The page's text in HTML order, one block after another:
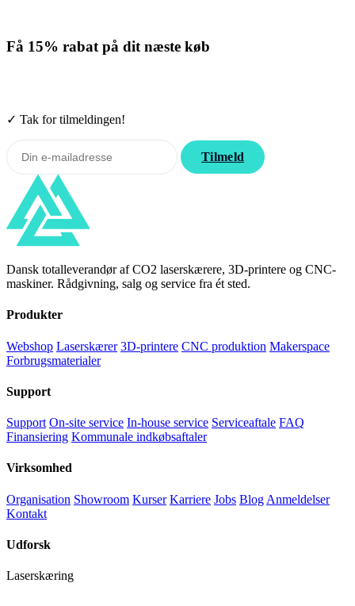
Få 15% rabat på dit næste køb
✓ Tak for tilmeldingen!
Tilmeld
Dansk totalleverandør af CO2 laserskærere, 3D-printere og CNC-
maskiner. Rådgivning, salg og service fra ét sted.
Produkter
Webshop Laserskærer 3D-printere CNC produktion Makerspace
Forbrugsmaterialer
Support
Support On-site service In-house service Serviceaftale FAQ
Finansiering Kommunale indkøbsaftaler
Virksomhed
Organisation Showroom Kurser Karriere Jobs Blog Anmeldelser
Kontakt
Udforsk
Laserskæring